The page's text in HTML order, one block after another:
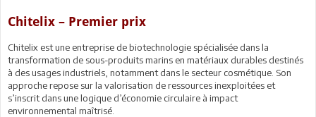
Chitelix – Premier prix
Chitelix est une entreprise de biotechnologie spécialisée dans la
transformation de sous-produits marins en matériaux durables destinés
à des usages industriels, notamment dans le secteur cosmétique. Son
approche repose sur la valorisation de ressources inexploitées et
s’inscrit dans une logique d’économie circulaire à impact
environnemental maîtrisé.